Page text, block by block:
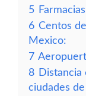
5
6 Centos
Mexico:
7
8 Distancia
ciudades